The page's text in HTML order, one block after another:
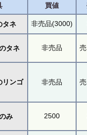
買値
タネ 非売品(3000)
タネ 非売品
リンゴ 非売品
み 2500